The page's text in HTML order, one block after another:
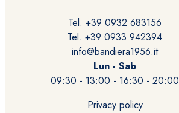
Tel. +39 0932 683156
Tel. +39 0933 942394
info@bandiera1956.it
Lun - Sab
09:30 - 13:00 - 16:30 - 20:00
Privacy policy